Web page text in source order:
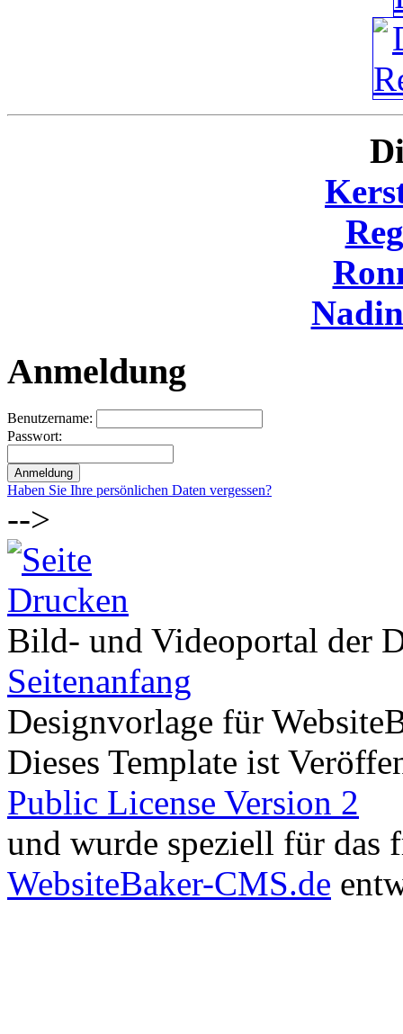
Anmeldung
Benutzername:
Passwort:
Haben Sie Ihre persönlichen Daten vergessen?
-->
Bild- und Videoportal der
Seitenanfang
Designvorlage für
Dieses Template ist
Public License Version 2
und wurde speziell für das
WebsiteBaker-CMS.de